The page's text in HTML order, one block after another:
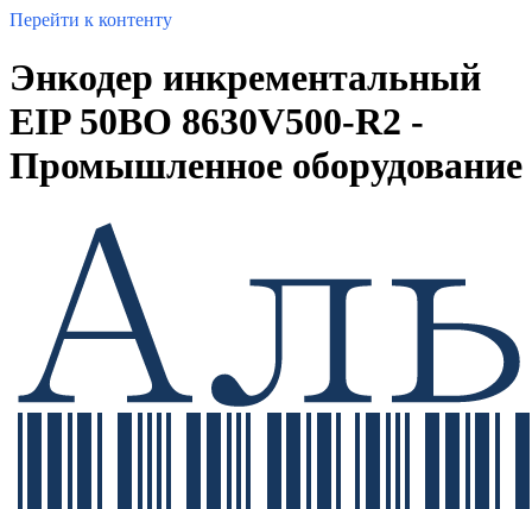
Перейти к контенту
Энкодер инкрементальный
EIP 50BO 8630V500-R2 -
Промышленное оборудование